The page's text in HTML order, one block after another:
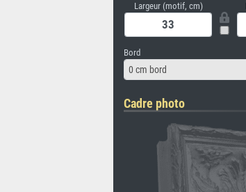
Largeur (motif, cm)
Bord
0 cm bord
Cadre photo